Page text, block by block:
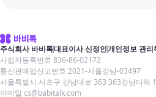
주식회사 바비톡대표이사 신정인개인정보 관리
사업자등록번호 836-86-02172
통신판매업신고번호 2021-서울강남-03497
서울특별시 서초구 강남대로 363 363강남타워
이메일 cs@babitalk.com